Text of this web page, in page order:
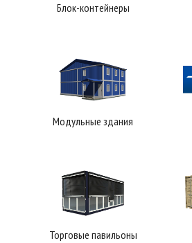
Блок-контейнеры
Модульные здания
Торговые павильоны